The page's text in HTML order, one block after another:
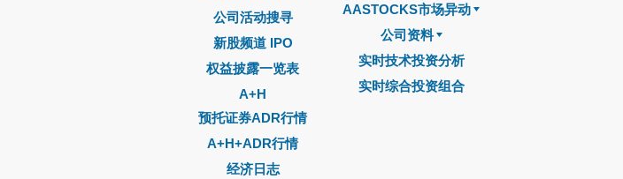
公司活动搜寻
新股频道 IPO
权益披露一览表
A+H
预托证券ADR行情
A+H+ADR行情
经济日志
AASTOCKS市场异动
公司资料
实时技术投资分析
实时综合投资组合